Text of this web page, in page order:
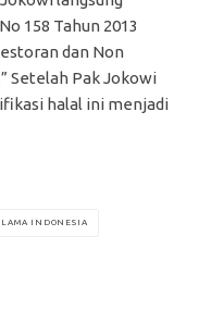
158 Tahun 2013
dan Non
Setelah Pak Jokowi
halal ini menjadi
INDONESIA